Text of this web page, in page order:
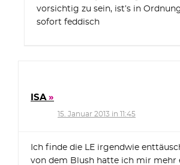
vorsichtig zu sein, ist’s in
sofort feddisch
ISA
15. Januar 2013 in 11:45
Ich finde die LE irgendwie
von dem Blush hatte ich mir mehr